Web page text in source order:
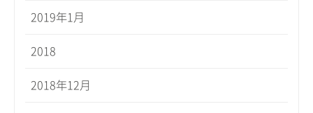
2019年1月
2018
2018年12月